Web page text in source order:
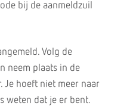
bij de aanmeldzuil
Volg de
neem plaats in de
Je hoeft niet meer naar
weten dat je er bent.